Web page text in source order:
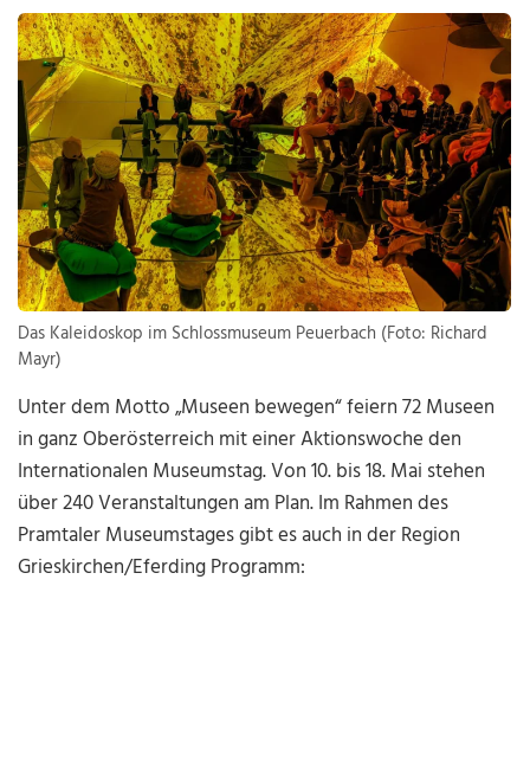
Das Kaleidoskop im Schlossmuseum Peuerbach (Foto: Richard
Mayr)
Unter dem Motto „Museen bewegen“ feiern 72 Museen
in ganz Oberösterreich mit einer Aktionswoche den
Internationalen Museumstag. Von 10. bis 18. Mai stehen
über 240 Veranstaltungen am Plan. Im Rahmen des
Pramtaler Museumstages gibt es auch in der Region
Grieskirchen/Eferding Programm: